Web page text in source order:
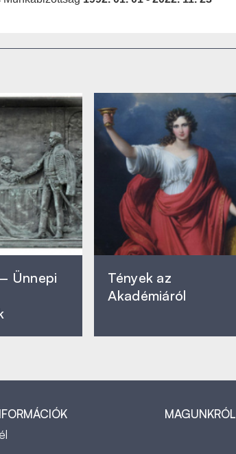
Ünnepi
Tények az
Akadémiáról
MAGUNKRÓL